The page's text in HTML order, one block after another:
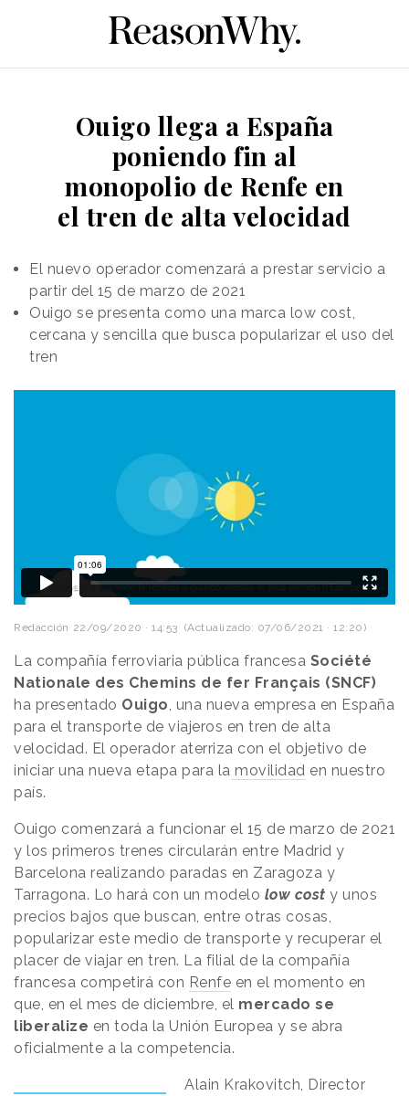
Ouigo llega a España
poniendo fin al
monopolio de Renfe en
el tren de alta velocidad
El nuevo operador comenzará a prestar servicio a
partir del 15 de marzo de 2021
Ouigo se presenta como una marca low cost,
cercana y sencilla que busca popularizar el uso del
tren
Redacción 22/09/2020 · 14:53 (Actualizado: 07/06/2021 · 12:20)
La compañía ferroviaria pública francesa Société
Nationale des Chemins de fer Français (SNCF)
ha presentado Ouigo, una nueva empresa en España
para el transporte de viajeros en tren de alta
velocidad. El operador aterriza con el objetivo de
iniciar una nueva etapa para la movilidad en nuestro
país.
Ouigo comenzará a funcionar el 15 de marzo de 2021
y los primeros trenes circularán entre Madrid y
Barcelona realizando paradas en Zaragoza y
Tarragona. Lo hará con un modelo low cost y unos
precios bajos que buscan, entre otras cosas,
popularizar este medio de transporte y recuperar el
placer de viajar en tren. La filial de la compañía
francesa competirá con Renfe en el momento en
que, en el mes de diciembre, el mercado se
liberalize en toda la Unión Europea y se abra
oficialmente a la competencia.
Alain Krakovitch, Director